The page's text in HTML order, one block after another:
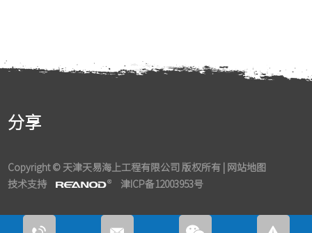
分享
Copyright © 天津天易海上工程有限公司 版权所有 | 网站地图
技术支持
津ICP备12003953号